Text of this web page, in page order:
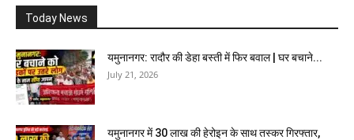
Today News
यमुनानगर: रादौर की डेहा बस्ती में फिर बवाल | घर बचाने...
July 21, 2026
यमुनानगर में 30 लाख की हेरोइन के साथ तस्कर गिरफ्तार,